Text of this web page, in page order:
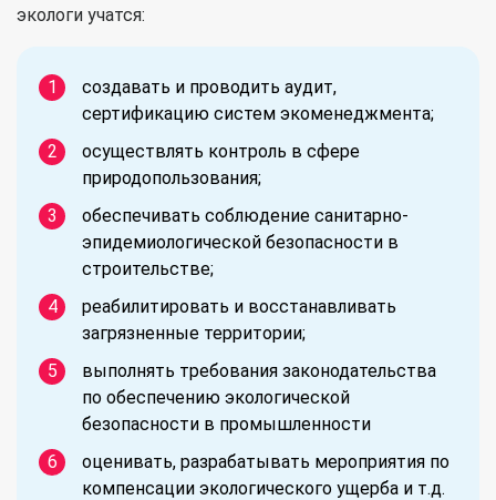
экологи учатся:
создавать и проводить аудит,
сертификацию систем экоменеджмента;
осуществлять контроль в сфере
природопользования;
обеспечивать соблюдение санитарно-
эпидемиологической безопасности в
строительстве;
реабилитировать и восстанавливать
загрязненные территории;
выполнять требования законодательства
по обеспечению экологической
безопасности в промышленности
оценивать, разрабатывать мероприятия по
компенсации экологического ущерба и т.д.